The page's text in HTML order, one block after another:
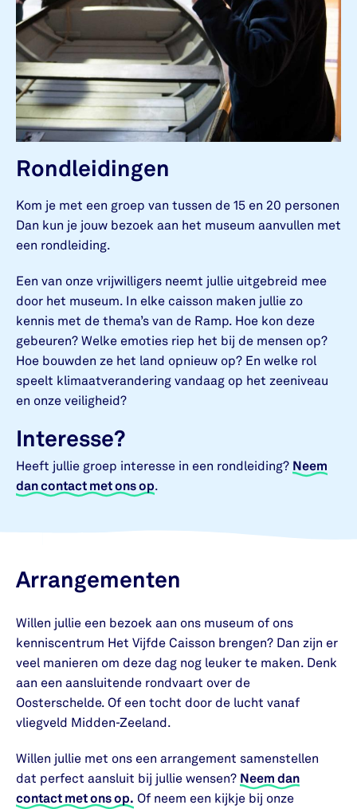
Rondleidingen
Kom je met een groep van tussen de 15 en 20 personen
Dan kun je jouw bezoek aan het museum aanvullen met
een rondleiding.
Een van onze vrijwilligers neemt jullie uitgebreid mee
door het museum. In elke caisson maken jullie zo
kennis met de thema’s van de Ramp. Hoe kon deze
gebeuren? Welke emoties riep het bij de mensen op?
Hoe bouwden ze het land opnieuw op? En welke rol
speelt klimaatverandering vandaag op het zeeniveau
en onze veiligheid?
Interesse?
Heeft jullie groep interesse in een rondleiding? Neem
dan contact met ons op.
Arrangementen
Willen jullie een bezoek aan ons museum of ons
kenniscentrum Het Vijfde Caisson brengen? Dan zijn er
veel manieren om deze dag nog leuker te maken. Denk
aan een aansluitende rondvaart over de
Oosterschelde. Of een tocht door de lucht vanaf
vliegveld Midden-Zeeland.
Willen jullie met ons een arrangement samenstellen
dat perfect aansluit bij jullie wensen? Neem dan
contact met ons op. Of neem een kijkje bij onze